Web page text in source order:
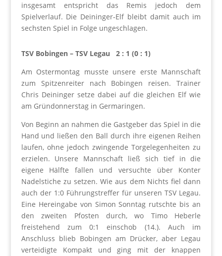
insgesamt entspricht das Remis jedoch dem
Spielverlauf. Die Deininger‑Elf bleibt damit auch im
sechsten Spiel in Folge ungeschlagen.
TSV Bobingen – TSV Legau 2 : 1 (0 : 1)
Am Ostermontag musste unsere erste Mannschaft
zum Spitzenreiter nach Bobingen reisen. Trainer
Chris Deininger setze dabei auf die gleichen Elf wie
am Gründonnerstag in Germaringen.
Von Beginn an nahmen die Gastgeber das Spiel in die
Hand und ließen den Ball durch ihre eigenen Reihen
laufen, ohne jedoch zwingende Torgelegenheiten zu
erzielen. Unsere Mannschaft ließ sich tief in die
eigene Hälfte fallen und versuchte über Konter
Nadelstiche zu setzen. Wie aus dem Nichts fiel dann
auch der 1:0 Führungstreffer für unseren TSV Legau.
Eine Hereingabe von Simon Sonntag rutschte bis an
den zweiten Pfosten durch, wo Timo Heberle
freistehend zum 0:1 einschob (14.). Auch im
Anschluss blieb Bobingen am Drücker, aber Legau
verteidigte Kompakt und ging mit der knappen